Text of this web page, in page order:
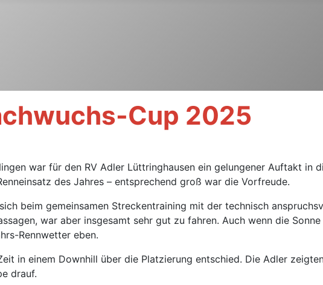
Cup 2025
war für den RV Adler Lüttringhausen ein gelungener Auftakt in
des Jahres – entsprechend groß war die Vorfreude.
beim gemeinsamen Streckentraining mit der technisch
war aber insgesamt sehr gut zu fahren. Auch wenn die
Rennwetter eben.
in einem Downhill über die Platzierung entschied. Die Adler
drauf.